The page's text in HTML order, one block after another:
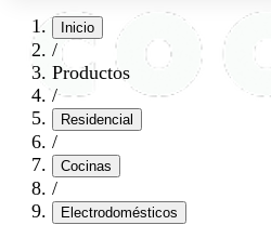
Inicio
/
Productos
/
Residencial
/
Cocinas
/
Electrodomésticos